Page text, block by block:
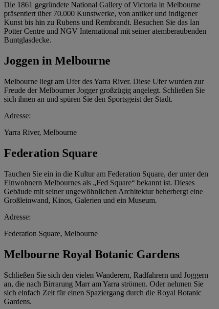
Die 1861 gegründete National Gallery of Victoria in Melbourne
präsentiert über 70.000 Kunstwerke, von antiker und indigener
Kunst bis hin zu Rubens und Rembrandt. Besuchen Sie das Ian
Potter Centre und NGV International mit seiner atemberaubenden
Buntglasdecke.
Joggen in Melbourne
Melbourne liegt am Ufer des Yarra River. Diese Ufer wurden zur
Freude der Melbourner Jogger großzügig angelegt. Schließen Sie
sich ihnen an und spüren Sie den Sportsgeist der Stadt.
Adresse:
Yarra River, Melbourne
Federation Square
Tauchen Sie ein in die Kultur am Federation Square, der unter den
Einwohnern Melbournes als „Fed Square“ bekannt ist. Dieses
Gebäude mit seiner ungewöhnlichen Architektur beherbergt eine
Großleinwand, Kinos, Galerien und ein Museum.
Adresse:
Federation Square, Melbourne
Melbourne Royal Botanic Gardens
Schließen Sie sich den vielen Wanderern, Radfahrern und Joggern
an, die nach Birrarung Marr am Yarra strömen. Oder nehmen Sie
sich einfach Zeit für einen Spaziergang durch die Royal Botanic
Gardens.